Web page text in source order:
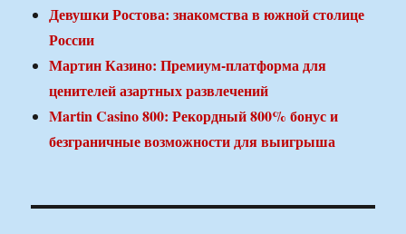
Девушки Ростова: знакомства в южной столице
России
Мартин Казино: Премиум-платформа для
ценителей азартных развлечений
Martin Casino 800: Рекордный 800% бонус и
безграничные возможности для выигрыша